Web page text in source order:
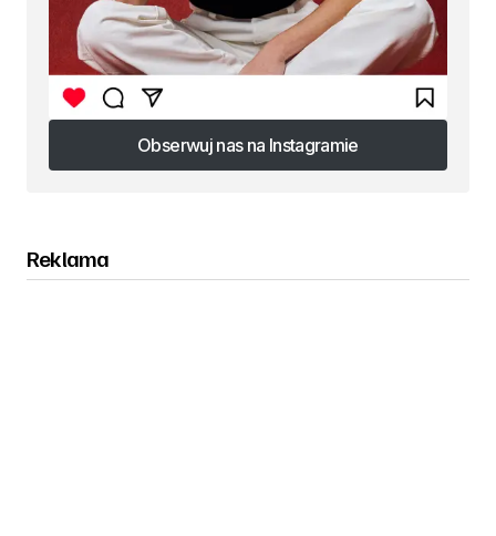
Obserwuj nas na Instagramie
Obserwuj nas na Instagramie
Reklama